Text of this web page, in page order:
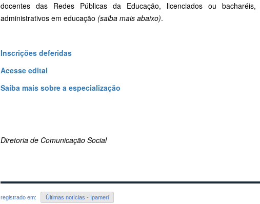
docentes das Redes Públicas da Educação, licenciados ou
administrativos em educação (saiba mais abaixo).
Inscrições deferidas
Acesse edital
Saiba mais sobre a especialização
Diretoria de Comunicação Social
registrado em: Últimas notícias - Ipameri